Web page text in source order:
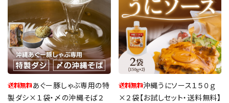
あぐー豚しゃぶ専用の特
製ダシ×１袋・〆の沖縄そば２
沖縄うにソース１５０ｇ
×２袋【お試しセット・送料無料】